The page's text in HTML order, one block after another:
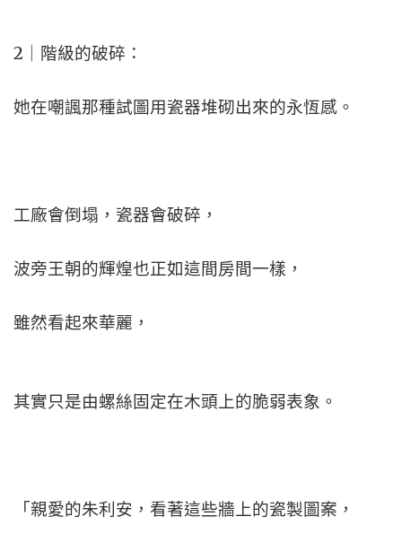
2｜階級的破碎：
她在嘲諷那種試圖用瓷器堆砌出來的永恆感。
工廠會倒塌，瓷器會破碎，
波旁王朝的輝煌也正如這間房間一樣，
雖然看起來華麗，
其實只是由螺絲固定在木頭上的脆弱表象。
「親愛的朱利安，看著這些牆上的瓷製圖案，